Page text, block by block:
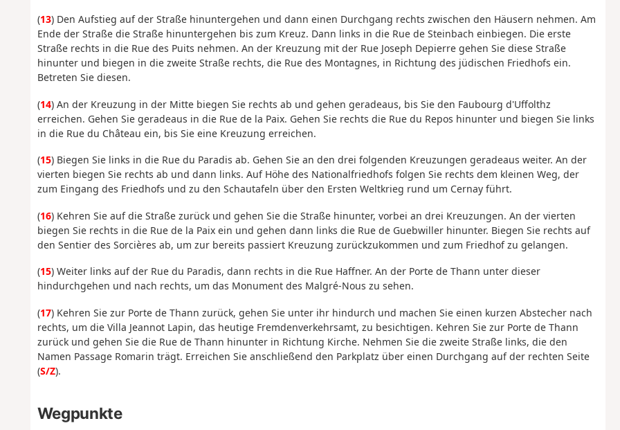
(13) Den Aufstieg auf der Straße hinuntergehen und dann einen Durchgang rechts zwischen den Häusern nehmen. Am
Ende der Straße die Straße hinuntergehen bis zum Kreuz. Dann links in die Rue de Steinbach einbiegen. Die erste
Straße rechts in die Rue des Puits nehmen. An der Kreuzung mit der Rue Joseph Depierre gehen Sie diese Straße
hinunter und biegen in die zweite Straße rechts, die Rue des Montagnes, in Richtung des jüdischen Friedhofs ein.
Betreten Sie diesen.
(14) An der Kreuzung in der Mitte biegen Sie rechts ab und gehen geradeaus, bis Sie den Faubourg d'Uffolthz
erreichen. Gehen Sie geradeaus in die Rue de la Paix. Gehen Sie rechts die Rue du Repos hinunter und biegen Sie links
in die Rue du Château ein, bis Sie eine Kreuzung erreichen.
(15) Biegen Sie links in die Rue du Paradis ab. Gehen Sie an den drei folgenden Kreuzungen geradeaus weiter. An der
vierten biegen Sie rechts ab und dann links. Auf Höhe des Nationalfriedhofs folgen Sie rechts dem kleinen Weg, der
zum Eingang des Friedhofs und zu den Schautafeln über den Ersten Weltkrieg rund um Cernay führt.
(16) Kehren Sie auf die Straße zurück und gehen Sie die Straße hinunter, vorbei an drei Kreuzungen. An der vierten
biegen Sie rechts in die Rue de la Paix ein und gehen dann links die Rue de Guebwiller hinunter. Biegen Sie rechts auf
den Sentier des Sorcières ab, um zur bereits passiert Kreuzung zurückzukommen und zum Friedhof zu gelangen.
(15) Weiter links auf der Rue du Paradis, dann rechts in die Rue Haffner. An der Porte de Thann unter dieser
hindurchgehen und nach rechts, um das Monument des Malgré-Nous zu sehen.
(17) Kehren Sie zur Porte de Thann zurück, gehen Sie unter ihr hindurch und machen Sie einen kurzen Abstecher nach
rechts, um die Villa Jeannot Lapin, das heutige Fremdenverkehrsamt, zu besichtigen. Kehren Sie zur Porte de Thann
zurück und gehen Sie die Rue de Thann hinunter in Richtung Kirche. Nehmen Sie die zweite Straße links, die den
Namen Passage Romarin trägt. Erreichen Sie anschließend den Parkplatz über einen Durchgang auf der rechten Seite
(S/Z).
Wegpunkte